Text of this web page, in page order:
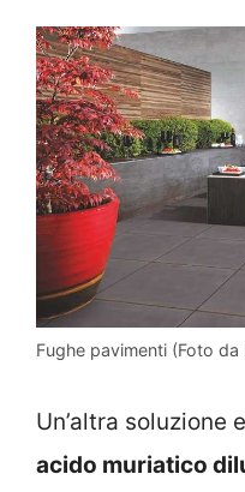
Fughe pavimenti (Foto
Un’altra soluzione
acido muriatico